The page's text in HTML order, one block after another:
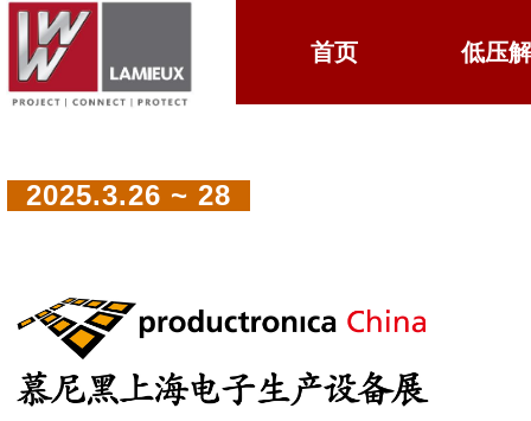
首页 ꁙ低压
首页 低压
2025.3.26 ~ 28